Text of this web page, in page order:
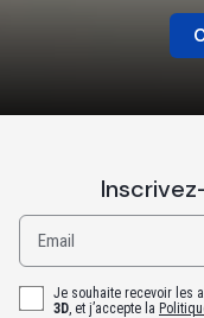
Email
Je souhaite recevoir les
3D, et j’accepte la